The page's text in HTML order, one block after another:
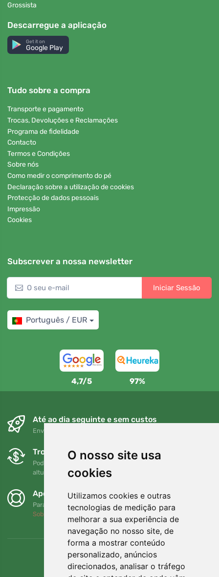
O nosso site usa
cookies
Utilizamos cookies e outras
tecnologias de medição para
melhorar a sua experiência de
navegação no nosso site, de
forma a mostrar conteúdo
personalizado, anúncios
direcionados, analisar o tráfego
Grossista
Descarregue a aplicação
Get it on
Google Play
Tudo sobre a compra
Transporte e pagamento
Trocas, Devoluções e Reclamações
Programa de fidelidade
Contacto
Termos e Condições
Sobre nós
Como medir o comprimento do pé
Declaração sobre a utilização de cookies
Protecção de dados pessoais
Impressão
Cookies
Subscrever a nossa newsletter
Iniciar Sessão
Português / EUR
4,7/5 97%
Até ao dia seguinte e sem custos
Envio gratuito para encomendas superiores a 80 EUR
Trocas e devoluções gratuitas
Pode devolver ou trocar a sua encomenda em qualquer
altura no prazo de 90 dias
Apoiamos a Trees.org
Para cada encomenda plantamos uma árvore! Leia mais
Sobre nós